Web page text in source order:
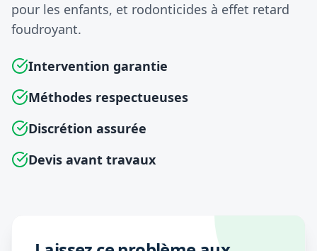
pour les enfants, et rodonticides à effet retard
foudroyant.
Intervention garantie
Méthodes respectueuses
Discrétion assurée
Devis avant travaux